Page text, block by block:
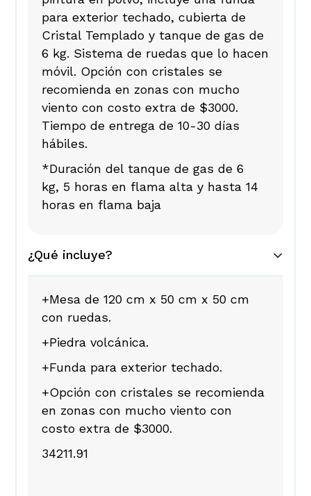
para exterior techado, cubierta de
Cristal Templado y tanque de gas de
6 kg. Sistema de ruedas que lo hacen
móvil. Opción con cristales se
recomienda en zonas con mucho
viento con costo extra de $3000.
Tiempo de entrega de 10-30 días
hábiles.
*Duración del tanque de gas de 6
kg, 5 horas en flama alta y hasta 14
horas en flama baja
¿Qué incluye?
+Mesa de 120 cm x 50 cm x 50 cm
con ruedas.
+Piedra volcánica.
+Funda para exterior techado.
+Opción con cristales se recomienda
en zonas con mucho viento con
costo extra de $3000.
34211.91